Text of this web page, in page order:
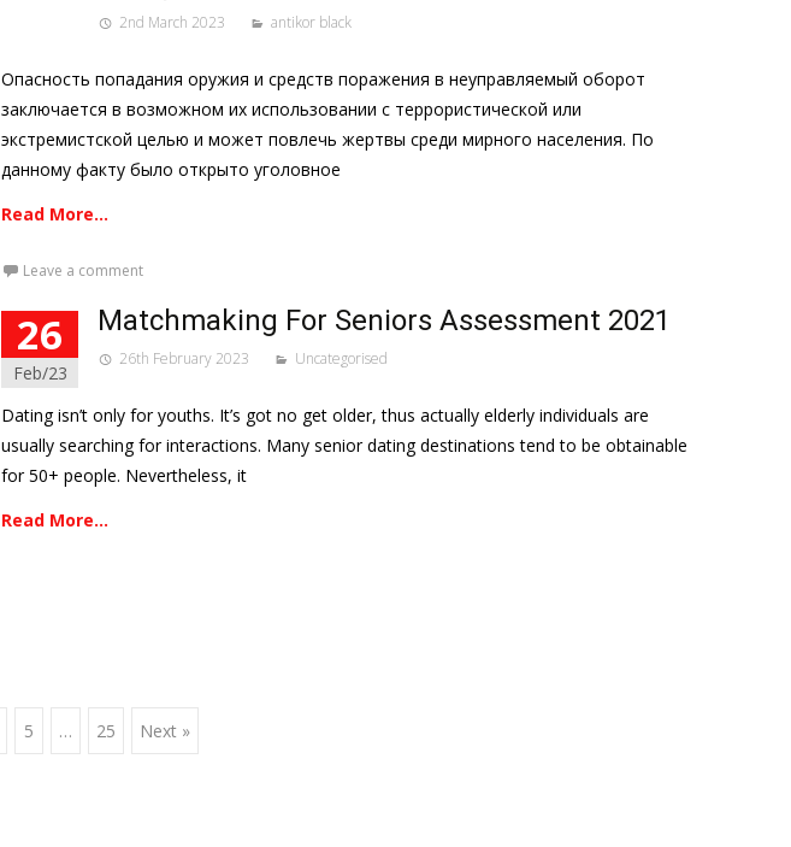
2nd March 2023 antikor black
Опасность попадания оружия и средств поражения в неуправляемый оборот
заключается в возможном их использовании с террористической или
экстремистской целью и может повлечь жертвы среди мирного населения. По
данному факту было открыто уголовное
Read More…
Leave a comment
26
Feb/23
Matchmaking For Seniors Assessment 2021
26th February 2023 Uncategorised
Dating isn’t only for youths. It’s got no get older, thus actually elderly individuals are
usually searching for interactions. Many senior dating destinations tend to be obtainable
for 50+ people. Nevertheless, it
Read More…
5 … 25 Next »